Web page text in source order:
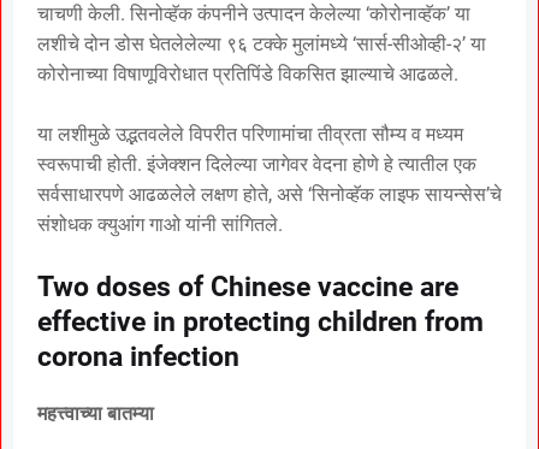
चाचणी केली. सिनोव्हॅक कंपनीने उत्पादन केलेल्या ‘कोरोनाव्हॅक’ या
लशीचे दोन डोस घेतलेलेल्या ९६ टक्के मुलांमध्ये ‘सार्स-सीओव्ही-२’ या
कोरोनाच्या विषाणूविरोधात प्रतिपिंडे विकसित झाल्याचे आढळले.
या लशीमुळे उद्भतवलेले विपरीत परिणामांचा तीव्रता सौम्य व मध्यम
स्वरूपाची होती. इंजेक्शन दिलेल्या जागेवर वेदना होणे हे त्यातील एक
सर्वसाधारपणे आढळलेले लक्षण होते, असे ‘सिनोव्हॅक लाइफ सायन्सेस’चे
संशोधक क्युआंग गाओ यांनी सांगितले.
Two doses of Chinese vaccine are
effective in protecting children from
corona infection
महत्त्वाच्या बातम्या